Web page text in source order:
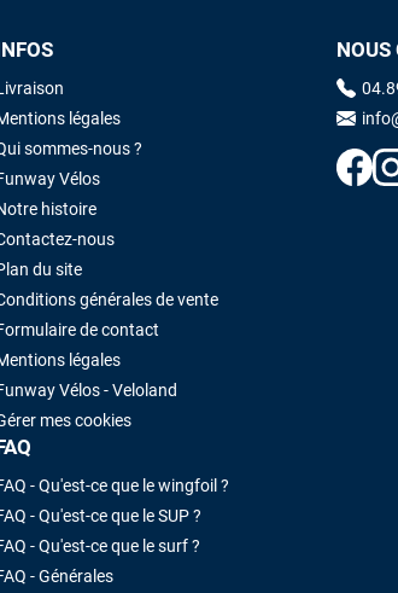
légales
sommes-nous ?
Vélos
histoire
nous
du site
générales de vente
de contact
légales
Vélos - Veloland
mes cookies
- Qu'est-ce que le wingfoil ?
- Qu'est-ce que le SUP ?
- Qu'est-ce que le surf ?
- Générales
NOUS
il y a 3 mois
une voile d'occasion depuis Tahiti. Super service.
La voile est arrivée en super état. Mauruuru roa.
TOUS LES AVIS